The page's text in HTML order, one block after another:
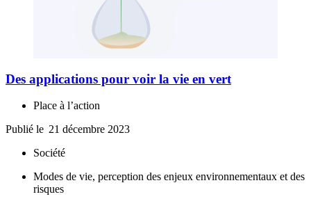
Des applications pour voir la vie en vert
Place à l’action
Publié le 21 décembre 2023
Société
Modes de vie, perception des enjeux environnementaux et des
risques